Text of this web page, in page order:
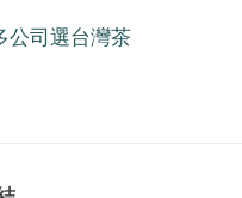
公司選台灣茶